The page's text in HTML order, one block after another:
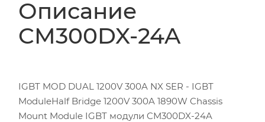
Описание
CM300DX-24A
IGBT MOD DUAL 1200V 300A NX SER - IGBT
ModuleHalf Bridge 1200V 300A 1890W Chassis
Mount Module IGBT модули CM300DX-24A